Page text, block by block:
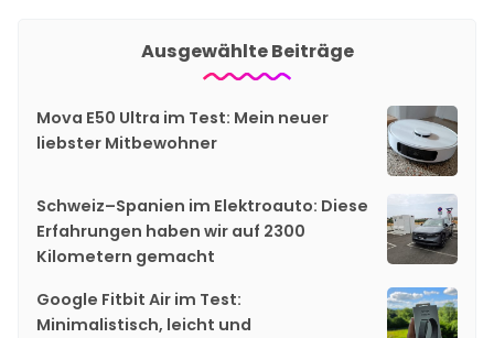
Ausgewählte Beiträge
Mova E50 Ultra im Test: Mein neuer
liebster Mitbewohner
Schweiz–Spanien im Elektroauto: Diese
Erfahrungen haben wir auf 2300
Kilometern gemacht
Google Fitbit Air im Test:
Minimalistisch, leicht und